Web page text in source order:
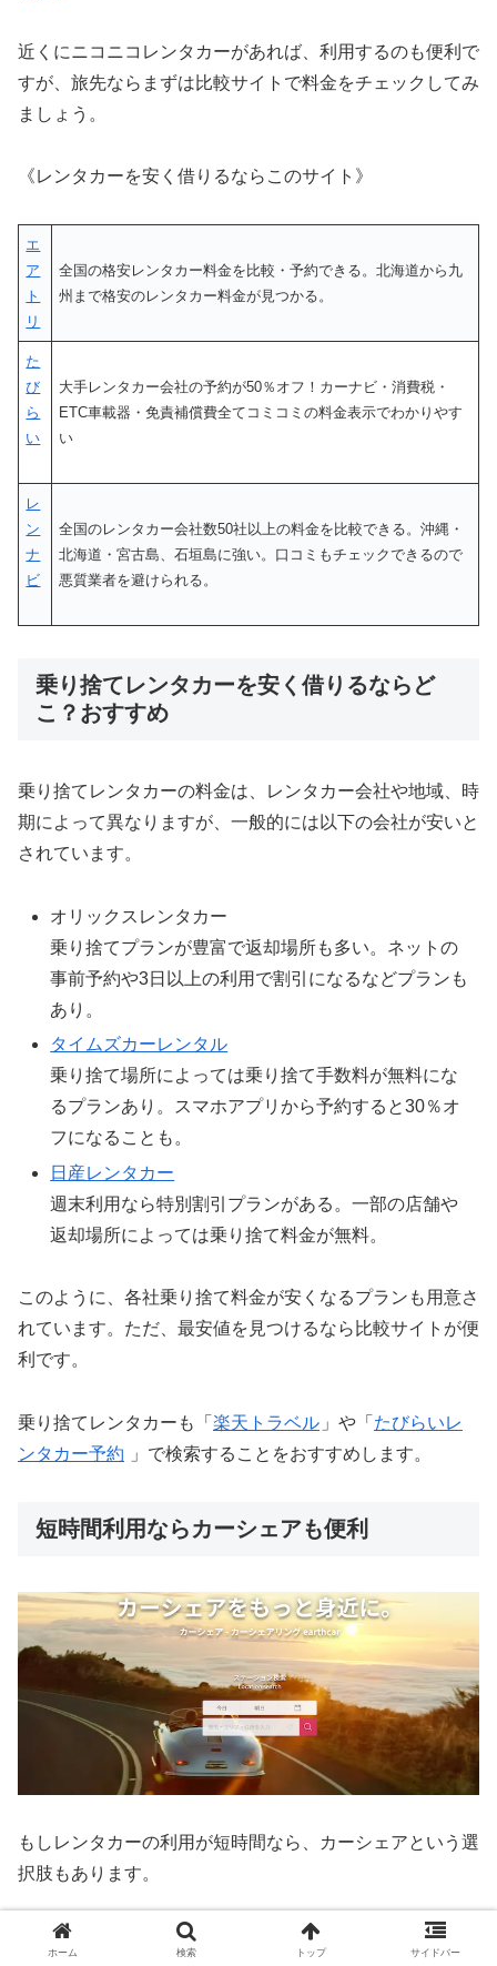
近くにニコニコレンタカーがあれば、利用するのも便利で
すが、旅先ならまずは比較サイトで料金をチェックしてみ
ましょう。
《レンタカーを安く借りるならこのサイト》
エ
ア
ト
リ
全国の格安レンタカー料金を比較・予約できる。北海道から九
州まで格安のレンタカー料金が見つかる。
た
び
ら
い
大手レンタカー会社の予約が50％オフ！カーナビ・消費税・
ETC車載器・免責補償費全てコミコミの料金表示でわかりやす
い
レ
ン
ナ
ビ
全国のレンタカー会社数50社以上の料金を比較できる。沖縄・
北海道・宮古島、石垣島に強い。口コミもチェックできるので
悪質業者を避けられる。
乗り捨てレンタカーを安く借りるならど
こ？おすすめ
乗り捨てレンタカーの料金は、レンタカー会社や地域、時
期によって異なりますが、一般的には以下の会社が安いと
されています。
オリックスレンタカー
乗り捨てプランが豊富で返却場所も多い。ネットの
事前予約や3日以上の利用で割引になるなどプランも
あり。
タイムズカーレンタル
乗り捨て場所によっては乗り捨て手数料が無料にな
るプランあり。スマホアプリから予約すると30％オ
フになることも。
日産レンタカー
週末利用なら特別割引プランがある。一部の店舗や
返却場所によっては乗り捨て料金が無料。
このように、各社乗り捨て料金が安くなるプランも用意さ
れています。ただ、最安値を見つけるなら比較サイトが便
利です。
乗り捨てレンタカーも「 楽天トラベル 」や「 たびらいレ
ンタカー予約
」で検索することをおすすめします。
短時間利用ならカーシェアも便利
もしレンタカーの利用が短時間なら、カーシェアという選
択肢もあります。
例えば最短即日から利用できる「earthcar（アースカ
ホーム 検索 トップ サイドバー